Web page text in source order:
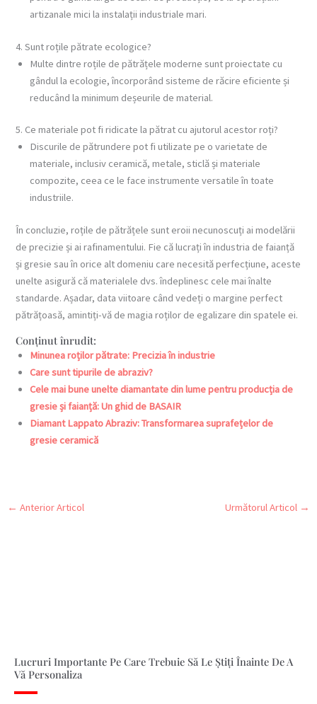
artizanale mici la instalații industriale mari.
4. Sunt roțile pătrate ecologice?
Multe dintre roțile de pătrățele moderne sunt proiectate cu
gândul la ecologie, încorporând sisteme de răcire eficiente și
reducând la minimum deșeurile de material.
5. Ce materiale pot fi ridicate la pătrat cu ajutorul acestor roți?
Discurile de pătrundere pot fi utilizate pe o varietate de
materiale, inclusiv ceramică, metale, sticlă și materiale
compozite, ceea ce le face instrumente versatile în toate
industriile.
În concluzie, roțile de pătrățele sunt eroii necunoscuți ai modelării
de precizie și ai rafinamentului. Fie că lucrați în industria de faianță
și gresie sau în orice alt domeniu care necesită perfecțiune, aceste
unelte asigură că materialele dvs. îndeplinesc cele mai înalte
standarde. Așadar, data viitoare când vedeți o margine perfect
pătrățoasă, amintiți-vă de magia roților de egalizare din spatele ei.
Conținut înrudit:
Minunea roților pătrate: Precizia în industrie
Care sunt tipurile de abraziv?
Cele mai bune unelte diamantate din lume pentru producția de
gresie și faianță: Un ghid de BASAIR
Diamant Lappato Abraziv: Transformarea suprafețelor de
gresie ceramică
← Anterior Articol Următorul Articol →
Lucruri Importante Pe Care Trebuie Să Le Știți Înainte De A
Vă Personaliza